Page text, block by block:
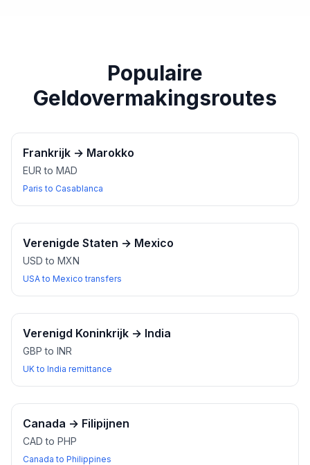
Populaire
Geldovermakingsroutes
Frankrijk → Marokko
EUR to MAD
Paris to Casablanca
Verenigde Staten → Mexico
USD to MXN
USA to Mexico transfers
Verenigd Koninkrijk → India
GBP to INR
UK to India remittance
Canada → Filipijnen
CAD to PHP
Canada to Philippines